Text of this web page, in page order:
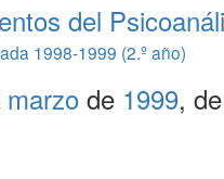
del
1998-1999 (2.º año)
marzo de 1999,